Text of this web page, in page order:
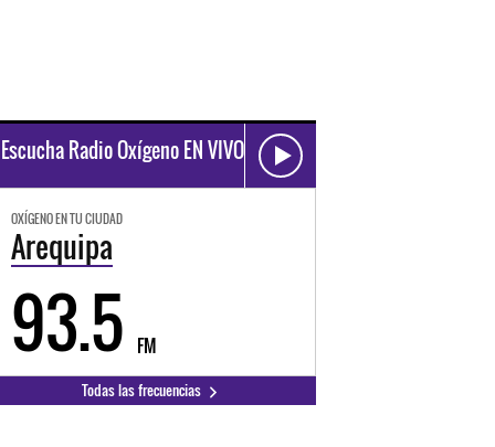
Escucha Radio Oxígeno EN VIVO
OXÍGENO EN TU CIUDAD
Arequipa
93.5 FM
Todas las frecuencias